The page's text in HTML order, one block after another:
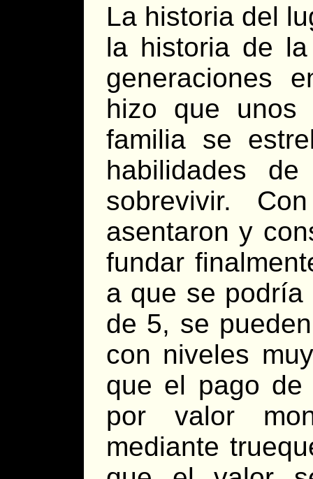
La historia del
la historia de
generaciones
hizo que unos
familia se
habilidades
sobrevivir.
asentaron y
fundar
a que se
de 5, se
con niveles
que el pago de
por valor
mediante